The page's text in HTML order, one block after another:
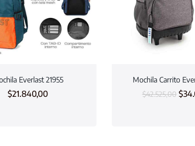
Everlast 21955
$21.840,00
Mochila Carrito
$42.525,00 $